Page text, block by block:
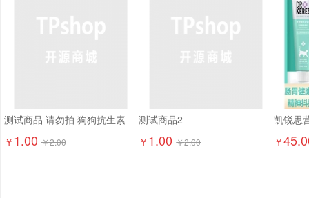
测试商品 请勿拍 狗狗抗生素
￥ 1.00 ￥2.00
测试商品2
￥ 1.00 ￥2.00 ￥